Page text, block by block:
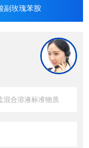
副玫瑰苯胺